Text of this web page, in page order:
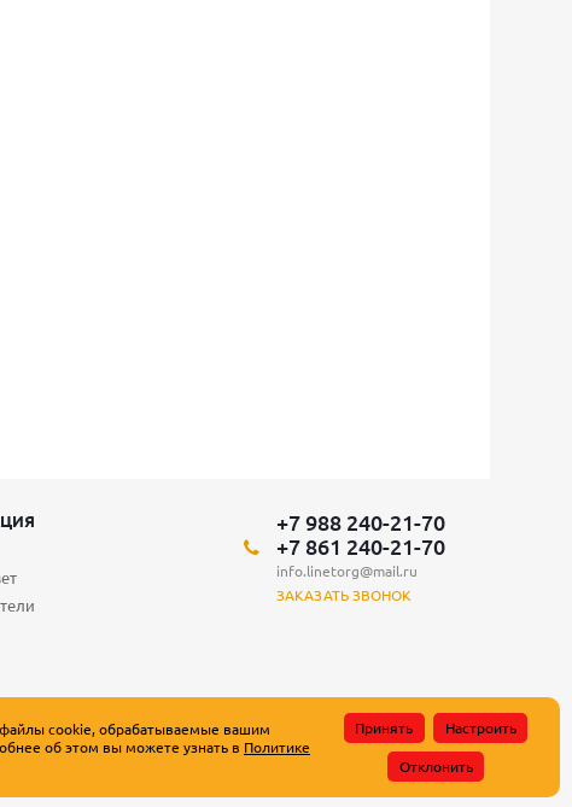
+7 988 240-21-70
+7 861 240-21-70
info.linetorg@mail.ru
ЗАКАЗАТЬ ЗВОНОК
437 Гражданского кодекса Российской Федерации.
файлы cookie, обрабатываемые вашим
об этом вы можете узнать в Политике
Принять
Настроить
Отклонить